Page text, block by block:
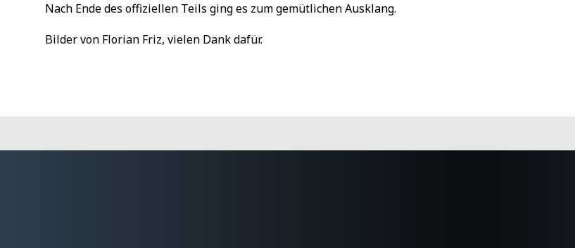
Nach Ende des offiziellen Teils ging es zum gemütlichen Ausklang.
Bilder von Florian Friz, vielen Dank dafür.